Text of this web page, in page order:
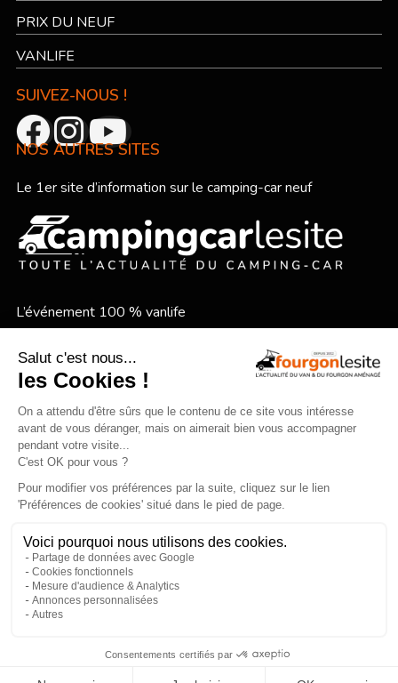
PRIX DU NEUF
VANLIFE
SUIVEZ-NOUS !
NOS AUTRES SITES
Le 1er site d’information sur le camping-car neuf
L’événement 100 % vanlife
Le festival vanlife en bord de mer
Qui sommes-nous ?
Mentions légales
Gestion des cookies